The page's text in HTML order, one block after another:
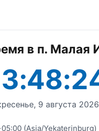
в п. Малая
9 августа 2026
(Asia/Yekaterinburg)